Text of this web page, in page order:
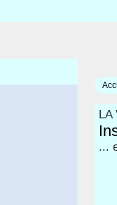
LA
...